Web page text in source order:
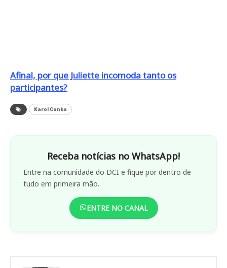
Afinal, por que Juliette incomoda tanto os
participantes?
Karol Conka
Receba notícias no WhatsApp!
Entre na comunidade do DCI e fique por dentro de
tudo em primeira mão.
ENTRE NO CANAL